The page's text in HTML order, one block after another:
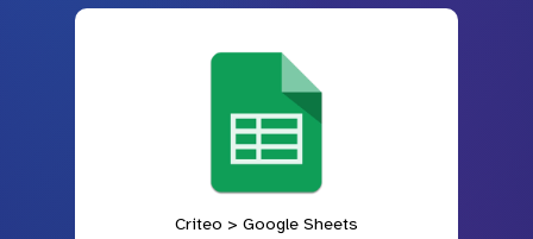
Criteo > Google Sheets